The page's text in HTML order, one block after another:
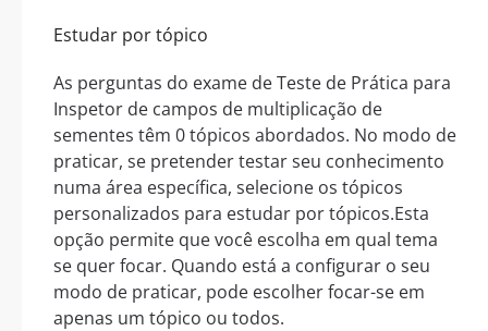
Estudar por tópico
As perguntas do exame de Teste de Prática para
Inspetor de campos de multiplicação de
sementes têm 0 tópicos abordados. No modo de
praticar, se pretender testar seu conhecimento
numa área específica, selecione os tópicos
personalizados para estudar por tópicos.Esta
opção permite que você escolha em qual tema
se quer focar. Quando está a configurar o seu
modo de praticar, pode escolher focar-se em
apenas um tópico ou todos.